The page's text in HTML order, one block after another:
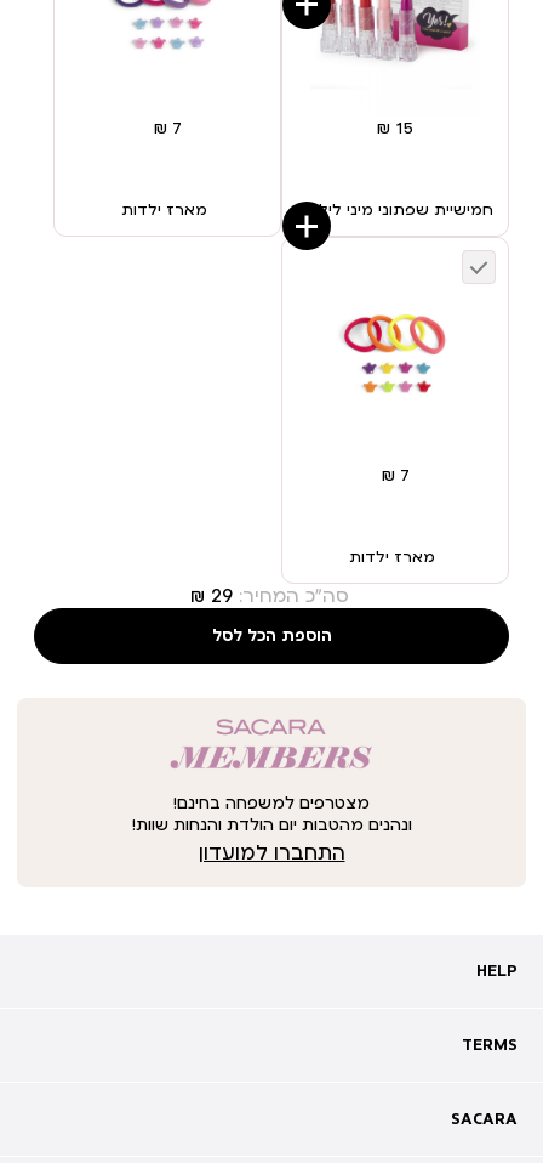
חמישיית שפתוני מיני לילדות מארז ילדות
מארז ילדות
סה"כ המחיר:
הוספת הכל לסל
מצטרפים למשפחה בחינם!
ונהנים מהטבות יום הולדת והנחות שוות!
התחברו למועדון
HELP
HELP
שאלות ותשובות
TERMS
TERMS
מדיניות פרטיות
SACARA
SACARA